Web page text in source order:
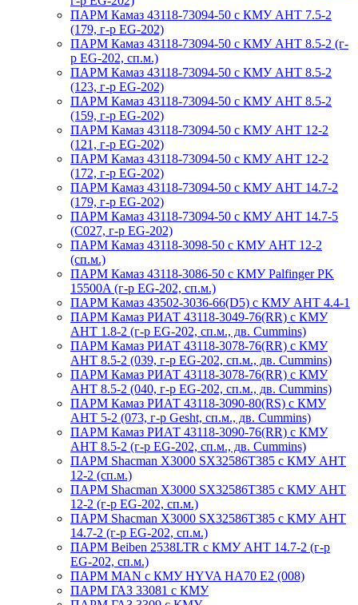
ПАРМ Камаз 43118-73094-50 с КМУ АНТ 7.5-2
(179, г-р EG-202)
ПАРМ Камаз 43118-73094-50 с КМУ АНТ 8.5-2 (г-
р EG-202, сп.м.)
ПАРМ Камаз 43118-73094-50 с КМУ АНТ 8.5-2
(123, г-р EG-202)
ПАРМ Камаз 43118-73094-50 с КМУ АНТ 8.5-2
(159, г-р EG-202)
ПАРМ Камаз 43118-73094-50 с КМУ АНТ 12-2
(121, г-р EG-202)
ПАРМ Камаз 43118-73094-50 с КМУ АНТ 12-2
(172, г-р EG-202)
ПАРМ Камаз 43118-73094-50 с КМУ АНТ 14.7-2
(179, г-р EG-202)
ПАРМ Камаз 43118-73094-50 с КМУ АНТ 14.7-5
(С027, г-р EG-202)
ПАРМ Камаз 43118-3098-50 с КМУ АНТ 12-2
(сп.м.)
ПАРМ Камаз 43118-3086-50 с КМУ Palfinger PK
15500A (г-р EG-202, сп.м.)
ПАРМ Камаз 43502-3036-66(D5) с КМУ АНТ 4.4-1
ПАРМ Камаз РИАТ 43118-3049-76(RR) с КМУ
АНТ 1.8-2 (г-р EG-202, сп.м., дв. Cummins)
ПАРМ Камаз РИАТ 43118-3078-76(RR) с КМУ
АНТ 8.5-2 (039, г-р EG-202, сп.м., дв. Cummins)
ПАРМ Камаз РИАТ 43118-3078-76(RR) с КМУ
АНТ 8.5-2 (040, г-р EG-202, сп.м., дв. Cummins)
ПАРМ Камаз РИАТ 43118-3090-80(RS) с КМУ
АНТ 5-2 (073, г-р Gesht, сп.м., дв. Cummins)
ПАРМ Камаз РИАТ 43118-3090-76(RR) с КМУ
АНТ 8.5-2 (г-р EG-202, сп.м., дв. Cummins)
ПАРМ Shacman X3000 SX32586T385 с КМУ АНТ
12-2 (сп.м.)
ПАРМ Shacman X3000 SX32586T385 с КМУ АНТ
12-2 (г-р EG-202, сп.м.)
ПАРМ Shacman X3000 SX32586T385 с КМУ АНТ
14.7-2 (г-р EG-202, сп.м.)
ПАРМ Beiben 2538LTR с КМУ АНТ 14.7-2 (г-р
EG-202, сп.м.)
ПАРМ MAN с КМУ HYVA HA70 E2 (008)
ПАРМ ГАЗ 33081 с КМУ